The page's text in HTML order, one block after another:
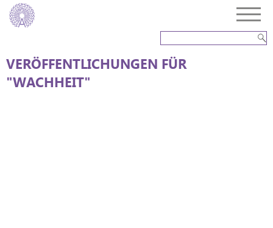
VERÖFFENTLICHUNGEN FÜR
"WACHHEIT"